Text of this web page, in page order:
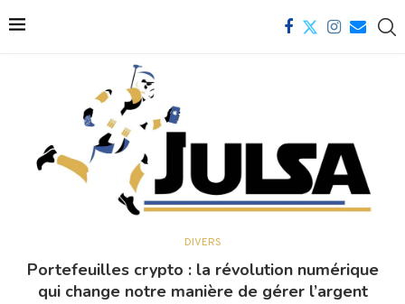
DIVERS
Portefeuilles crypto : la révolution numérique
qui change notre manière de gérer l’argent